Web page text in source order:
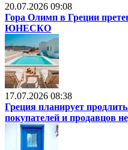
20.07.2026 09:08
Гора Олимп в Греции
ЮНЕСКО
17.07.2026 08:38
Греция планирует
покупателей и продавцов